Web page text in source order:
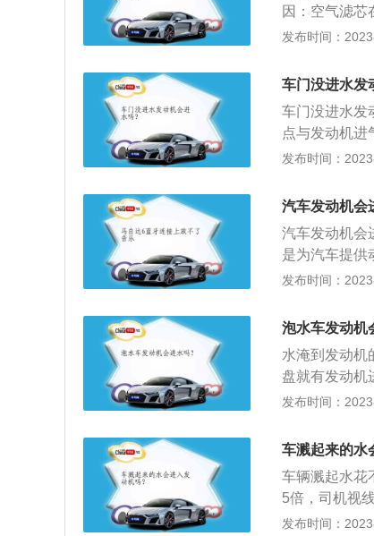
之后，汽车发
该及时的进行
因：空气滤芯
会直接吸入，
车辆，防止水
塞排出。更换
下护盖后就可
擦干净。随后
部件就可以。
发布时间：
车门没进水发
车门没进水发
点与发动机进
通过的最大深
置，是汽车的
合动力等。
发布时间：
汽车发动机会
汽车发动机会
是为汽车提供
动力来源不同
够将燃料的化
和排放性能都
发布时间：
泡水车发动机
水淹到发动机
盘就有发动机
旦进水了就会
处理方法：车
图再次启动
排气管中的水
发布时间：
车溅起来的水
车辆溅起水花
5倍，司机视
挡风玻璃上雨
发布时间：